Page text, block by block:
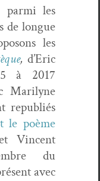
par­mi les
de longue
les
,d’Eric
à 2017
Mar­i­lyne
repub­liés
le poème
Vin­cent
du
avec